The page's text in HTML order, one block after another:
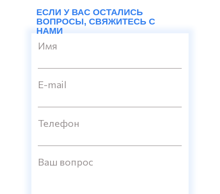
ЕСЛИ У ВАС ОСТАЛИСЬ
ВОПРОСЫ, СВЯЖИТЕСЬ С
НАМИ
Имя
E-mail
Телефон
Ваш вопрос